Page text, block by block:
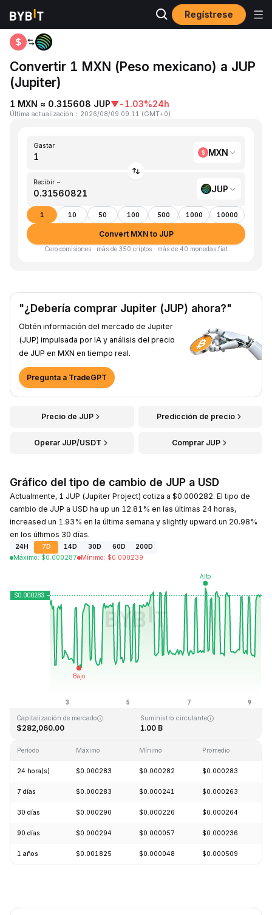
Regístrese
Inicio MXN to JUP
Convertir 1 MXN (Peso mexicano) a JUP
(Jupiter)
1 MXN ≈ 0.315608 JUP▼-1.03%24h
Última actualización ： 2026/08/09 09:11 (GMT+0)
Gastar
MXN
Recibir ~
JUP
1 10 50 100 500 1000 10000
Convert MXN to JUP
Cero comisiones · más de 350 criptos · más de 40 monedas fiat
"¿Debería comprar Jupiter (JUP) ahora?"
Obtén información del mercado de Jupiter
(JUP) impulsada por IA y análisis del precio
de JUP en MXN en tiempo real.
Pregunta a TradeGPT
Precio de JUP Predicción de precio
Operar JUP/USDT Comprar JUP
Gráfico del tipo de cambio de JUP a USD
Actualmente, 1 JUP (Jupiter Project) cotiza a $0.000282. El tipo de
cambio de JUP a USD ha up un 12.81% en las últimas 24 horas,
increased un 1.93% en la última semana y slightly upward un 20.98%
en los últimos 30 días.
24H 7D 14D 30D 60D
200D
Máximo: $0.000287 Mínimo: $0.000239
Última actualización: 2026-08-09, 09:11 GMT+0
Capitalización de mercado
$282,060.00
Suministro circulante
1.00 B
Período Máximo Mínimo Promedio
24 hora(s) $0.000283 $0.000282 $0.000283
7 días $0.000283 $0.000241 $0.000263
30 días $0.000290 $0.000226 $0.000264
90 días $0.000294 $0.000057 $0.000236
1 años $0.001825 $0.000048 $0.000509